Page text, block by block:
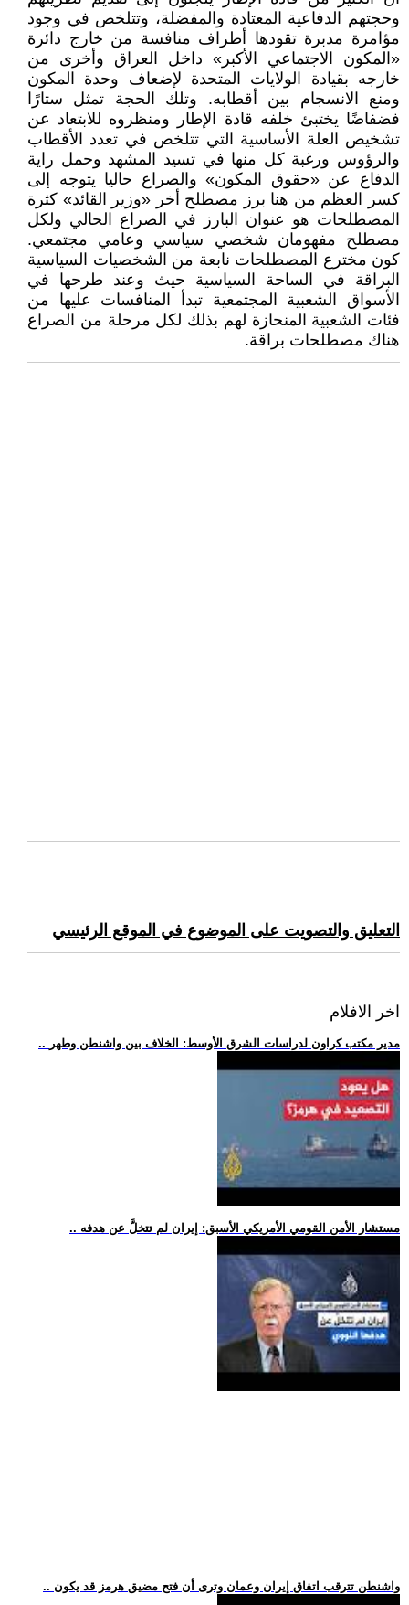
وحجتهم الدفاعية المعتادة والمفضلة، وتتلخص في وجود
مؤامرة مدبرة تقودها أطراف منافسة من خارج دائرة
«المكون الاجتماعي الأكبر» داخل العراق وأخرى من
خارجه بقيادة الولايات المتحدة لإضعاف وحدة المكون
ومنع الانسجام بين أقطابه. وتلك الحجة تمثل ستارًا
فضفاضًا يختبئ خلفه قادة الإطار ومنظروه للابتعاد عن
تشخيص العلة الأساسية التي تتلخص في تعدد الأقطاب
والرؤوس ورغبة كل منها في تسيد المشهد وحمل راية
الدفاع عن «حقوق المكون» والصراع حاليا يتوجه إلى
كسر العظم من هنا برز مصطلح أخر «وزير القائد» كثرة
المصطلحات هو عنوان البارز في الصراع الحالي ولكل
مصطلح مفهومان شخصي سياسي وعامي مجتمعي.
كون مخترع المصطلحات نابعة من الشخصيات السياسية
البراقة في الساحة السياسية حيث وعند طرحها في
الأسواق الشعبية المجتمعية تبدأ المنافسات عليها من
فئات الشعبية المنحازة لهم بذلك لكل مرحلة من الصراع
هناك مصطلحات براقة.
التعليق والتصويت على الموضوع في الموقع الرئيسي
اخر الافلام
.. مدير مكتب كراون لدراسات الشرق الأوسط: الخلاف بين واشنطن وطهر
.. مستشار الأمن القومي الأمريكي الأسبق: إيران لم تتخلَّ عن هدفه
.. واشنطن تترقب اتفاق إيران وعمان وترى أن فتح مضيق هرمز قد يكون